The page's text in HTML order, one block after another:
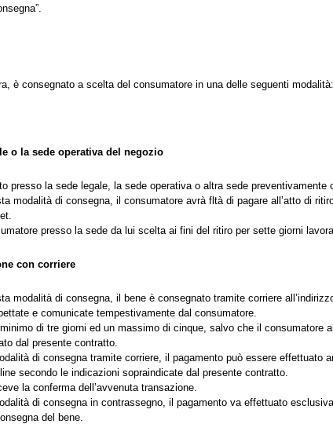
è consegnato a scelta del consumatore in una delle seguenti modalità:
o la sede operativa del negozio
presso la sede legale, la sede operativa o altra sede
modalità di consegna, il consumatore avrà fltà di pagare all’atto di
presso la sede da lui scelta ai fini del ritiro per sette giorni
con corriere
modalità di consegna, il bene è consegnato tramite corriere
e comunicate tempestivamente dal consumatore.
di tre giorni ed un massimo di cinque, salvo che il consumatore
dal presente contratto.
di consegna tramite corriere, il pagamento può essere effettuato
secondo le indicazioni sopraindicate dal presente contratto.
la conferma dell’avvenuta transazione.
di consegna in contrassegno, il pagamento va effettuato
del bene.